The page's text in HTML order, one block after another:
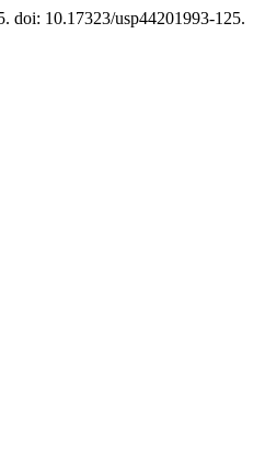
doi: 10.17323/usp44201993-125.